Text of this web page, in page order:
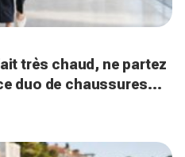
très chaud, ne partez
duo de chaussures